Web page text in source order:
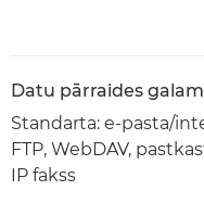
Datu pārraides
Standarta: e-pasta/
FTP, WebDAV,
IP fakss